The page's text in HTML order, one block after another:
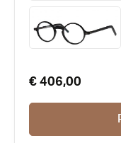
€ 406,00